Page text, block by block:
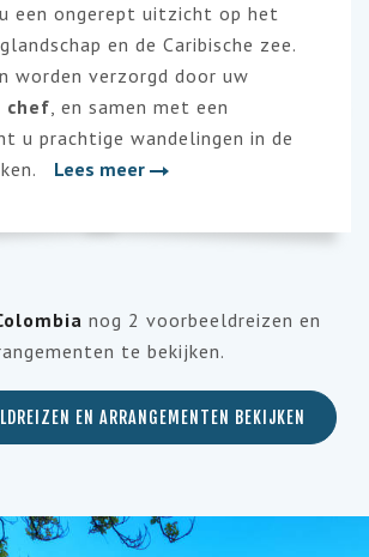
een ongerept uitzicht op het
en de Caribische zee.
worden verzorgd door uw
chef, en samen met een
u prachtige wandelingen in de
Lees meer
nog 2 voorbeeldreizen en
te bekijken.
EN ARRANGEMENTEN BEKIJKEN